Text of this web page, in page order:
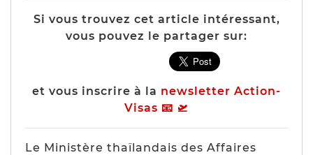
Si vous trouvez cet article intéressant,
vous pouvez le partager sur:
et vous inscrire à la newsletter Action-
Visas 📧 🛫
Le Ministère thaïlandais des Affaires